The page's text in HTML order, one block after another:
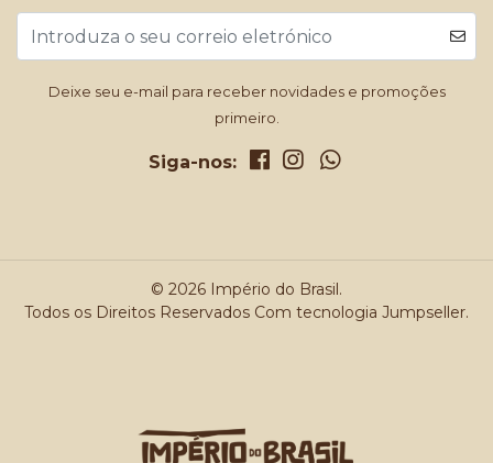
Deixe seu e-mail para receber novidades e promoções
primeiro.
Siga-nos:
© 2026 Império do Brasil.
Todos os Direitos Reservados Com tecnologia Jumpseller.